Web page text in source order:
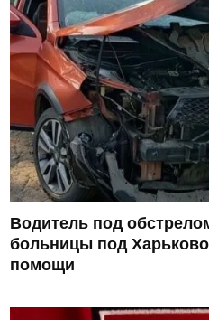
Водитель под
больницы под
помощи